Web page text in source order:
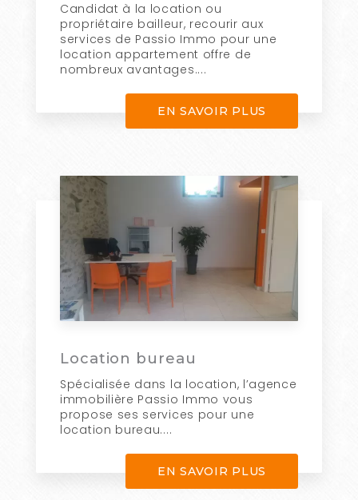
Candidat à la location ou
propriétaire bailleur, recourir aux
services de Passio Immo pour une
location appartement offre de
nombreux avantages....
EN SAVOIR PLUS
Location bureau
Spécialisée dans la location, l’agence
immobilière Passio Immo vous
propose ses services pour une
location bureau....
EN SAVOIR PLUS